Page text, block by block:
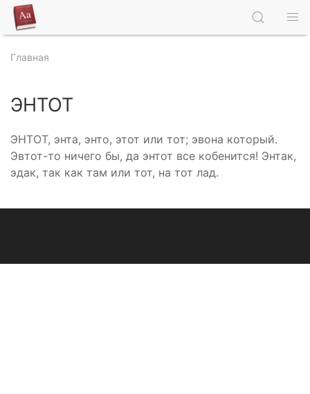
Главная
ЭНТОТ
ЭНТОТ, энта, энто, этот или тот; эвона который.
Эвтот-то ничего бы, да энтот все кобенится! Энтак,
эдак, так как там или тот, на тот лад.